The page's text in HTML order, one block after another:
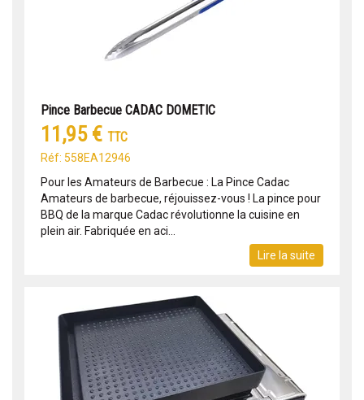
Pince Barbecue CADAC DOMETIC
11,95 € TTC
Réf: 558EA12946
Pour les Amateurs de Barbecue : La Pince Cadac
Amateurs de barbecue, réjouissez-vous ! La pince pour
BBQ de la marque Cadac révolutionne la cuisine en
plein air. Fabriquée en aci...
Lire la suite